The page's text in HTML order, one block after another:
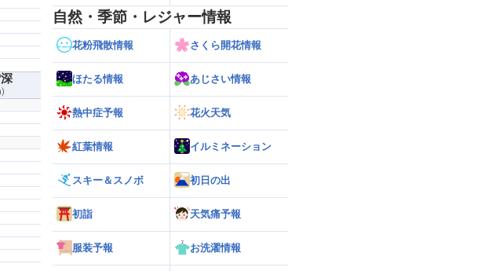
自然・季節・レジャー情報
花粉飛散情報 さくら開花情報
ほたる情報 あじさい情報
熱中症予報 花火天気
紅葉情報 イルミネーション
スキー＆スノボ 初日の出
初詣 天気痛予報
服装予報 お洗濯情報